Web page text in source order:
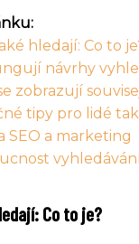
hledají: Co to
návrhy
zobrazují
tipy pro lidé
SEO a marketing
Co to je?